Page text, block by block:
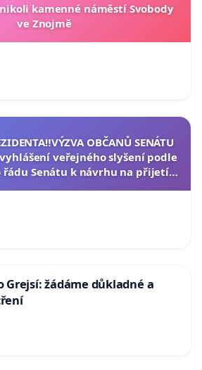
kamenné náměstí Svobody
ve Znojmě
OBČANŮ SENÁTU
vyhlášení veřejného slyšení podle
řádu Senátu k návrhu na přijetí
Grejsí: žádáme důkladné a